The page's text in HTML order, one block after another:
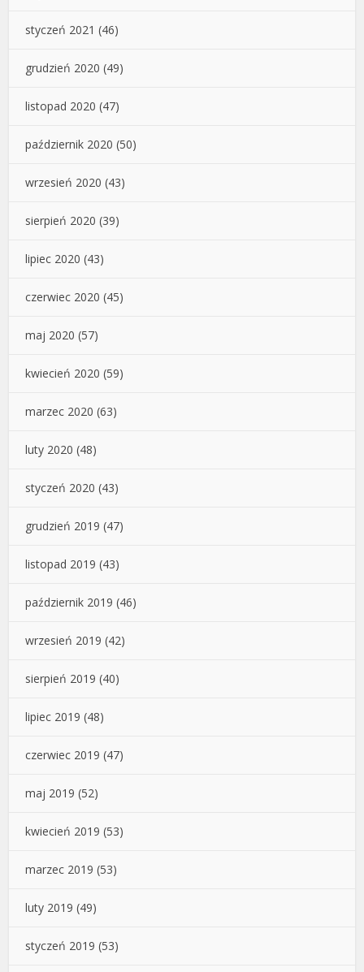
styczeń 2021 (46)
grudzień 2020 (49)
listopad 2020 (47)
październik 2020 (50)
wrzesień 2020 (43)
sierpień 2020 (39)
lipiec 2020 (43)
czerwiec 2020 (45)
maj 2020 (57)
kwiecień 2020 (59)
marzec 2020 (63)
luty 2020 (48)
styczeń 2020 (43)
grudzień 2019 (47)
listopad 2019 (43)
październik 2019 (46)
wrzesień 2019 (42)
sierpień 2019 (40)
lipiec 2019 (48)
czerwiec 2019 (47)
maj 2019 (52)
kwiecień 2019 (53)
marzec 2019 (53)
luty 2019 (49)
styczeń 2019 (53)